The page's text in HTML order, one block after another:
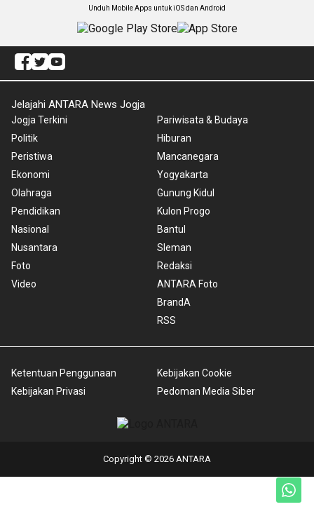
Unduh Mobile Apps untuk iOS dan Android
Jelajahi ANTARA News Jogja
Jogja Terkini
Politik
Peristiwa
Ekonomi
Olahraga
Pendidikan
Nasional
Nusantara
Foto
Video
Pariwisata & Budaya
Hiburan
Mancanegara
Yogyakarta
Gunung Kidul
Kulon Progo
Bantul
Sleman
Redaksi
ANTARA Foto
BrandA
RSS
Ketentuan Penggunaan
Kebijakan Privasi
Kebijakan Cookie
Pedoman Media Siber
Copyright © 2026 ANTARA